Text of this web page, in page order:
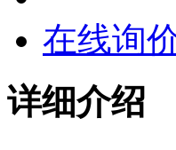
在线询
详细介绍